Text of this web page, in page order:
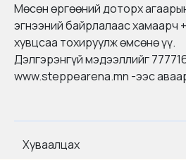
Мөсөн өргөөний доторх
эгнээний байрлалаас хамаарч
хувцсаа тохируулж өмсөнө үү.
Дэлгэрэнгүй мэдээллийг
www.steppearena.mn -ээс
Хуваалцах